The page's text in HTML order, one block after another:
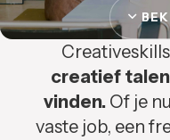
creatief
vinden. Of je
vaste job, een